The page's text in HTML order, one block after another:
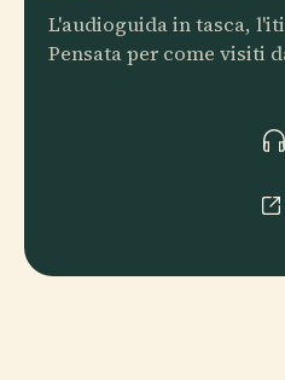
L'audioguida in tasca,
Pensata per come visiti